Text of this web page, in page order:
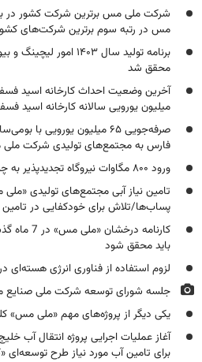
شرکت ملی مس برترین شرکت کشور در
مس در رتبه سوم برترین شرکت‌های کشور
برنامه تولید سال
محقق شد
میلیون یورویی سالانه کارخانه اسید
صرفه‌جویی ۶۵ میلیون یورویی
فارس به مجتمع‌های تولیدی شرکت
ورود ۸۰۰ مگاوات نیروگاه تجدیدپذیر به چرخه تولید برق صنایع مس ایران
تامین نیاز آبی مجتمع‌های تولیدی
پساب‌ها/تلاش برای خودکفایی در تامین
کارنامه
باید محقق شود
لزوم استفاده از فناوری انرژی
جلسه شورای توسعه شرکت ملی صنایع
یکی دیگر از پروژه‌های مهم «ملی مس»
آغاز عملیات اجرایی پروژه انتقال آب
برای تامین آب مورد نیاز طرح توسعه‌ای